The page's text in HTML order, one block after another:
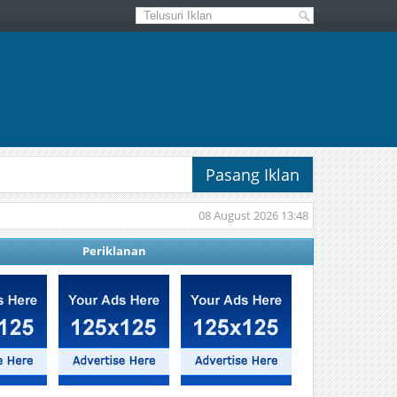
Pasang Iklan
08 August 2026 13:48
Periklanan